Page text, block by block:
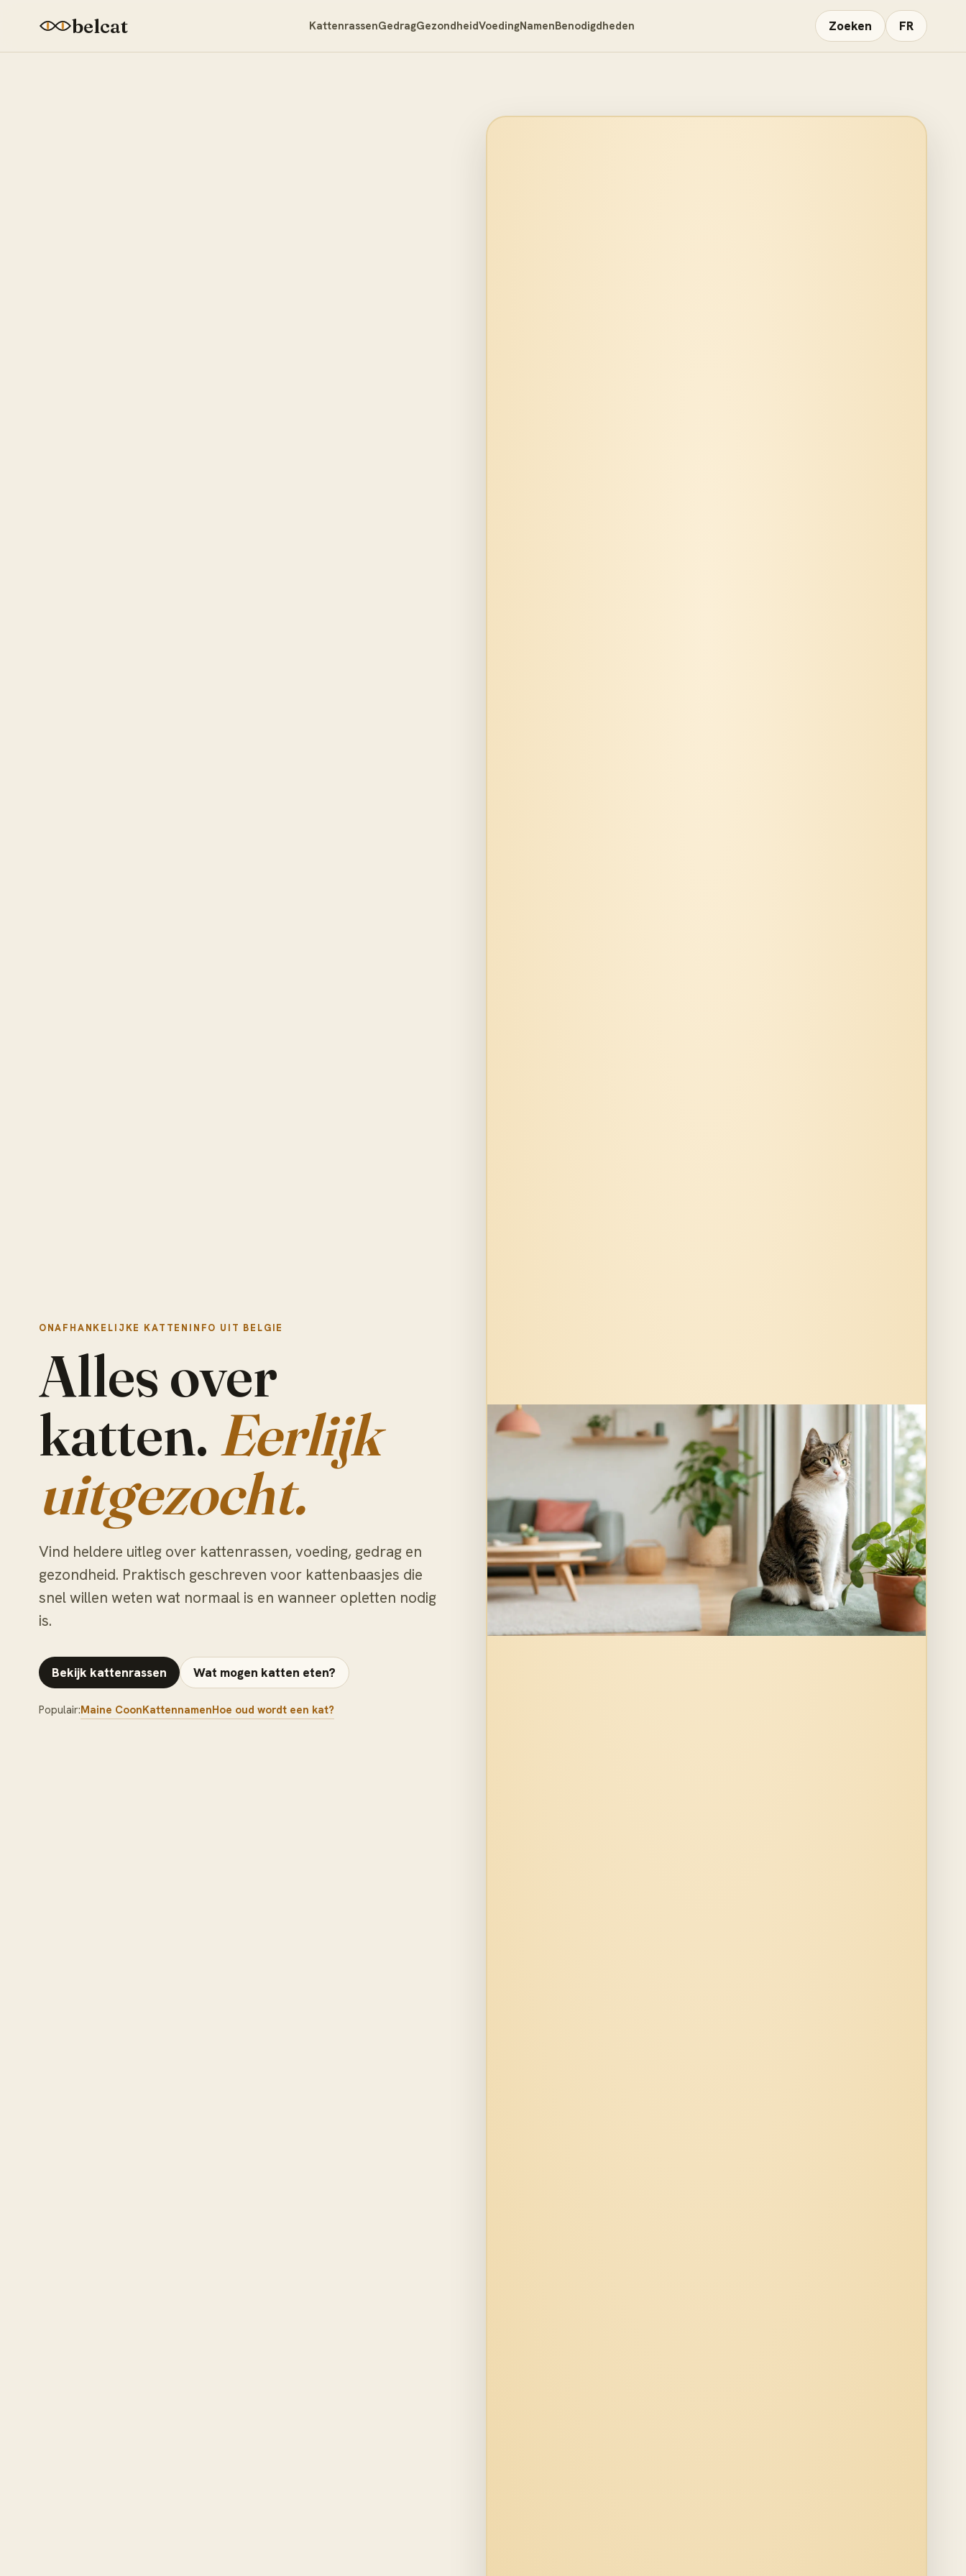
belcat KattenrassenGedragGezondheidVoedingNamenBenodigdheden Zoeken FR
ONAFHANKELIJKE KATTENINFO UIT BELGIE
Alles over
katten. Eerlijk
uitgezocht.
Vind heldere uitleg over kattenrassen, voeding, gedrag en
gezondheid. Praktisch geschreven voor kattenbaasjes die
snel willen weten wat normaal is en wanneer opletten nodig
is.
Bekijk kattenrassen Wat mogen katten eten?
Populair:Maine CoonKattennamenHoe oud wordt een kat?